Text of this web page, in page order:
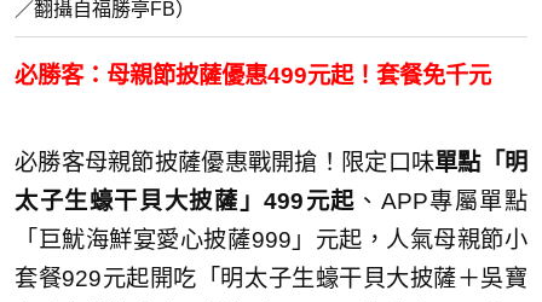
／翻攝自福勝亭FB）
必勝客：母親節披薩優惠499元起！套餐免千元
必勝客母親節披薩優惠戰開搶！限定口味單點「明
太子生蠔干貝大披薩」499元起 、APP專屬單點
「巨魷海鮮宴愛心披薩999」元起，人氣母親節小
套餐929元起開吃「明太子生蠔干貝大披薩＋吳寶